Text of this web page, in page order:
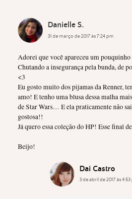
Danielle S.
31 de março de 2017 às 7:24 pm
Adorei que você apareceu um pouquinho
Chutando a insegurança pela bunda, de
<3
Eu gosto muito dos pijamas da Renner,
amo! E tenho uma blusa dessa malha
de Star Wars… E ela praticamente não
gostosa!!
Já quero essa coleção do HP! Esse final
Beijo!
Dai Castro
3 de abril de 2017 às 4:53